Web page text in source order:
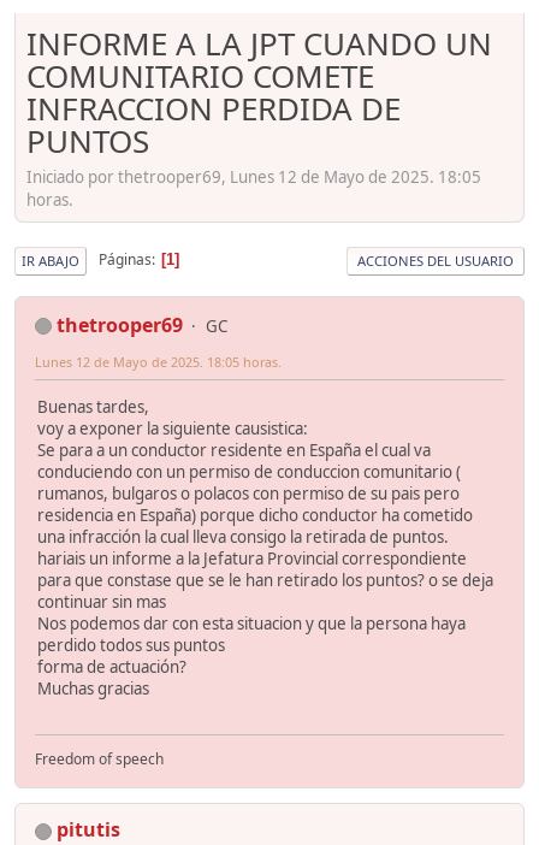
INFORME A LA JPT CUANDO UN
COMUNITARIO COMETE
INFRACCION PERDIDA DE
PUNTOS
Iniciado por thetrooper69, Lunes 12 de Mayo de 2025. 18:05
horas.
IR ABAJO Páginas 1 ACCIONES DEL USUARIO
thetrooper69 GC
Lunes 12 de Mayo de 2025. 18:05 horas.
Buenas tardes,
voy a exponer la siguiente causistica:
Se para a un conductor residente en España el cual va
conduciendo con un permiso de conduccion comunitario (
rumanos, bulgaros o polacos con permiso de su pais pero
residencia en España) porque dicho conductor ha cometido
una infracción la cual lleva consigo la retirada de puntos.
hariais un informe a la Jefatura Provincial correspondiente
para que constase que se le han retirado los puntos? o se deja
continuar sin mas
Nos podemos dar con esta situacion y que la persona haya
perdido todos sus puntos
forma de actuación?
Muchas gracias
Freedom of speech
pitutis